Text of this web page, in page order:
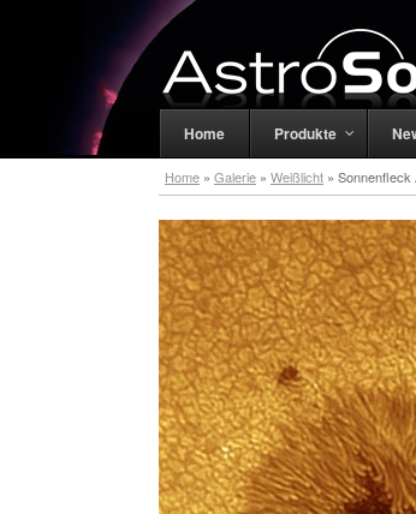
Home Produkte
Home » Galerie » Weißlicht » Sonnenfleck